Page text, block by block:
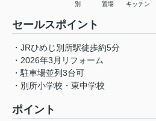
別
置場
キッチン
セールスポイント
・JRひめじ別所駅徒歩約5分
・2026年3月リフォーム
・駐車場並列3台可
・別所小学校・東中学校
ポイント